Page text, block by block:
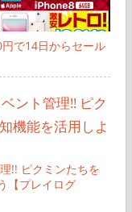
で14日からセール
!! ピクミンたちを
【プレイログ